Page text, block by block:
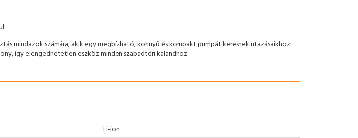
mindazok számára, akik egy megbízható, könnyű és kompakt pumpát keresnek utazásaikhoz.
így elengedhetetlen eszköz minden szabadtéri kalandhoz.
Li-ion